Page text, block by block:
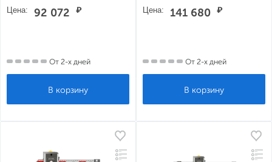
Цена: 92 072 ₽
От 2-х дней
Цена: 141 680 ₽
От 2-х дней